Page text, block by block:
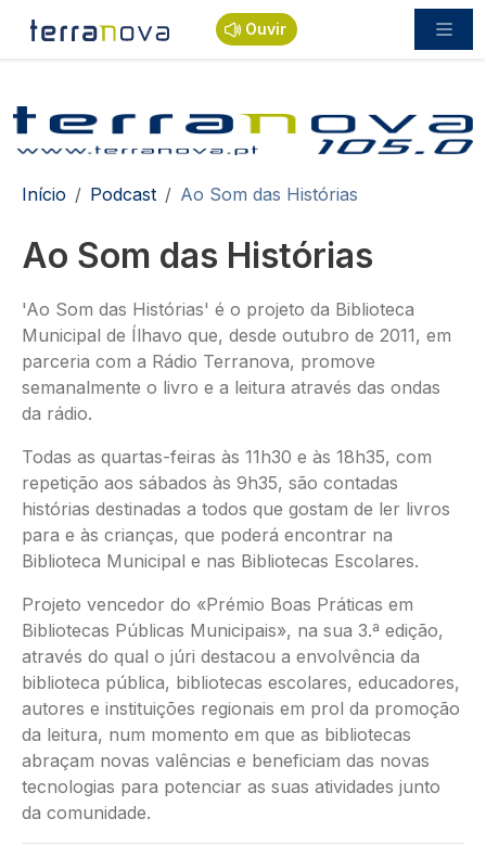
Passar para o conteúdo principal
Ouvir
Navegação estrutural
Início Podcast Ao Som das Histórias
Ao Som das Histórias
'Ao Som das Histórias' é o projeto da Biblioteca
Municipal de Ílhavo que, desde outubro de 2011, em
parceria com a Rádio Terranova, promove
semanalmente o livro e a leitura através das ondas
da rádio.
Todas as quartas-feiras às 11h30 e às 18h35, com
repetição aos sábados às 9h35, são contadas
histórias destinadas a todos que gostam de ler livros
para e às crianças, que poderá encontrar na
Biblioteca Municipal e nas Bibliotecas Escolares.
Projeto vencedor do «Prémio Boas Práticas em
Bibliotecas Públicas Municipais», na sua 3.ª edição,
através do qual o júri destacou a envolvência da
biblioteca pública, bibliotecas escolares, educadores,
autores e instituições regionais em prol da promoção
da leitura, num momento em que as bibliotecas
abraçam novas valências e beneficiam das novas
tecnologias para potenciar as suas atividades junto
da comunidade.